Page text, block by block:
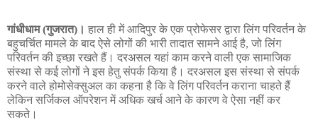
गांधीधाम (गुजरात)। हाल ही में आदिपुर के एक प्रोफेसर द्वारा लिंग परिवर्तन के
बहुचर्चित मामले के बाद ऐसे लोगों की भारी तादात सामने आई है, जो लिंग
परिवर्तन की इच्छा रखते हैं। दरअसल यहां काम करने वाली एक सामाजिक
संस्था से कई लोगों ने इस हेतु संपर्क किया है। दरअसल इस संस्था से संपर्क
करने वाले होमोसेक्सुअल का कहना है कि वे लिंग परिवर्तन कराना चाहते हैं
लेकिन सर्जिकल ऑपरेशन में अधिक खर्च आने के कारण वे ऐसा नहीं कर
सकते।